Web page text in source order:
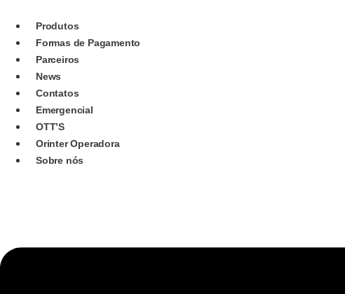
content
Produtos
Formas de Pagamento
Parceiros
News
Contatos
Emergencial
OTT’S
Orinter Operadora
Sobre nós